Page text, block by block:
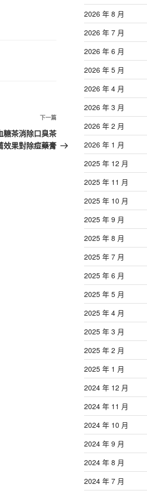
下
一
篇
下一篇
糖茶消除口臭茶
效果對除痘藥膏
2026 年 8 月
2026 年 7 月
2026 年 6 月
2026 年 5 月
2026 年 4 月
2026 年 3 月
2026 年 2 月
2026 年 1 月
2025 年 12 月
2025 年 11 月
2025 年 10 月
2025 年 9 月
2025 年 8 月
2025 年 7 月
2025 年 6 月
2025 年 5 月
2025 年 4 月
2025 年 3 月
2025 年 2 月
2025 年 1 月
2024 年 12 月
2024 年 11 月
2024 年 10 月
2024 年 9 月
2024 年 8 月
2024 年 7 月